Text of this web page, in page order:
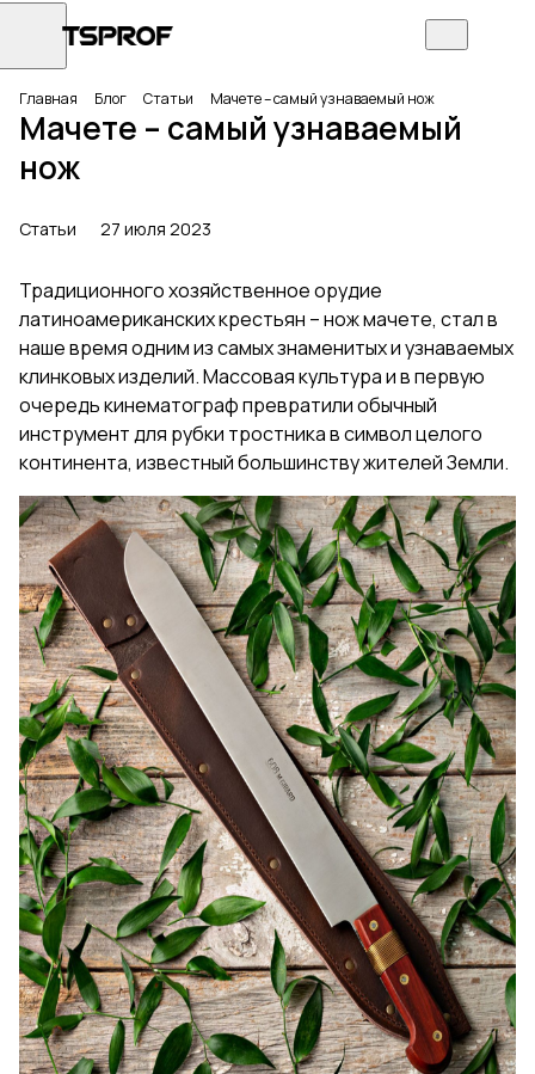
Главная Блог Статьи Мачете – самый узнаваемый нож
Мачете – самый узнаваемый
нож
Статьи 27 июля 2023
Традиционного хозяйственное орудие
латиноамериканских крестьян – нож мачете, стал в
наше время одним из самых знаменитых и узнаваемых
клинковых изделий. Массовая культура и в первую
очередь кинематограф превратили обычный
инструмент для рубки тростника в символ целого
континента, известный большинству жителей Земли.